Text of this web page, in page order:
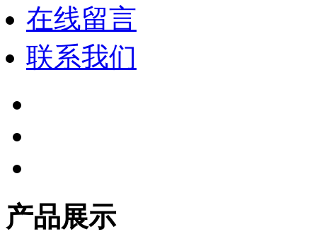
在线留言
联系我们
产品展示